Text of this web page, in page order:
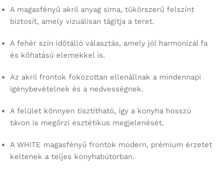
A magasfényű akril anyag sima, tükörszerű felszínt
biztosít, amely vizuálisan tágítja a teret.
A fehér szín időtálló választás, amely jól harmonizál fa
és kőhatású elemekkel is.
Az akril frontok fokozottan ellenállnak a mindennapi
igénybevételnek és a nedvességnek.
A felület könnyen tisztítható, így a konyha hosszú
távon is megőrzi esztétikus megjelenését.
A WHITE magasfényű frontok modern, prémium érzetet
keltenek a teljes konyhabútorban.